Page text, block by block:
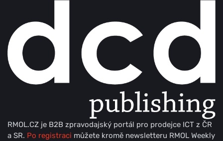
RMOL.CZ je B2B zpravodajský portál pro prodejce ICT z ČR
a SR. Po registraci můžete kromě newsletteru RMOL Weekly